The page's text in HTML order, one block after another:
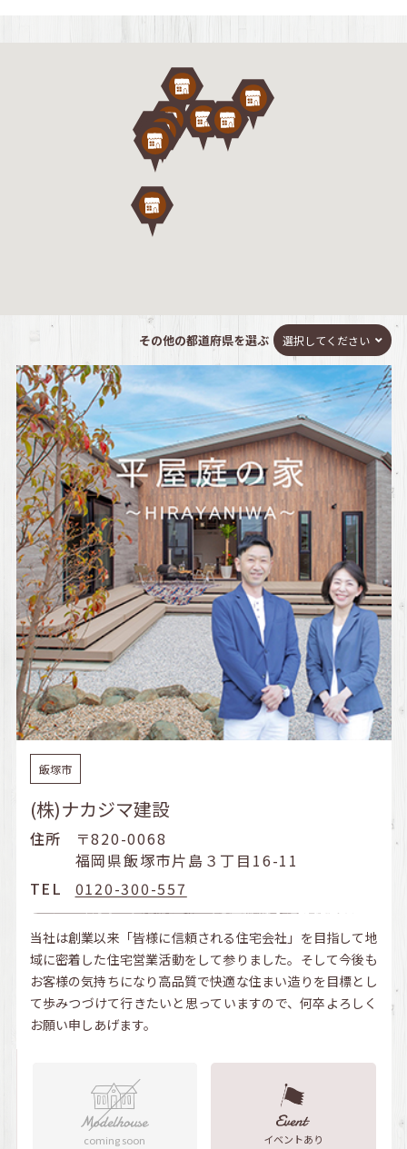
その他の都道府県を選ぶ 選択してください
飯塚市
(株)ナカジマ建設
住所
〒820-0068
福岡県飯塚市片島３丁目16-11
TEL
0120-300-557
当社は創業以来「皆様に信頼される住宅会社」を目指して地
域に密着した住宅営業活動をして参りました。そして今後も
お客様の気持ちになり高品質で快適な住まい造りを目標とし
て歩みつづけて行きたいと思っていますので、何卒よろしく
お願い申しあげます。
coming soon イベントあり